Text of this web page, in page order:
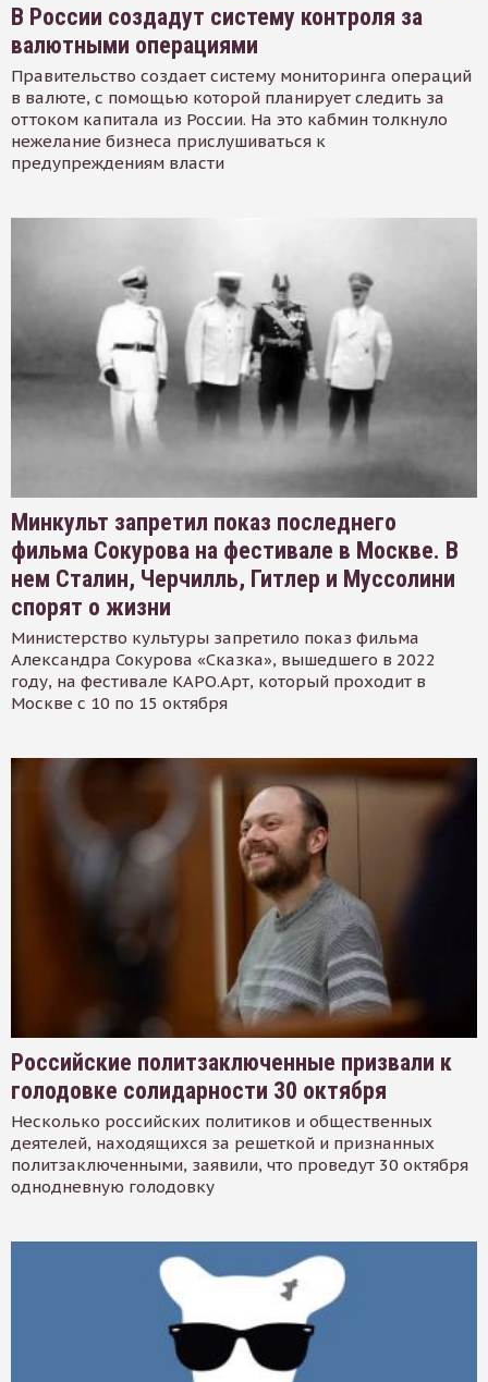
В России создадут систему контроля за
валютными операциями
Правительство создает систему мониторинга операций
в валюте, с помощью которой планирует следить за
оттоком капитала из России. На это кабмин толкнуло
нежелание бизнеса прислушиваться к
предупреждениям власти
Минкульт запретил показ последнего
фильма Сокурова на фестивале в Москве. В
нем Сталин, Черчилль, Гитлер и Муссолини
спорят о жизни
Министерство культуры запретило показ фильма
Александра Сокурова «Сказка», вышедшего в 2022
году, на фестивале КАРО.Арт, который проходит в
Москве с 10 по 15 октября
Российские политзаключенные призвали к
голодовке солидарности 30 октября
Несколько российских политиков и общественных
деятелей, находящихся за решеткой и признанных
политзаключенными, заявили, что проведут 30 октября
однодневную голодовку